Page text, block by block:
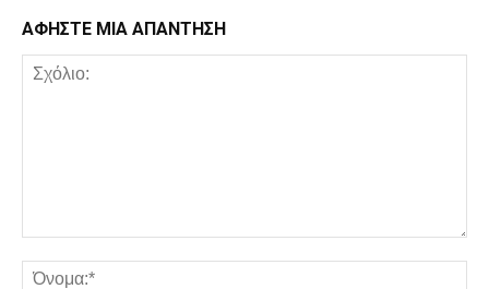
ΑΦΗΣΤΕ ΜΙΑ ΑΠΑΝΤΗΣΗ